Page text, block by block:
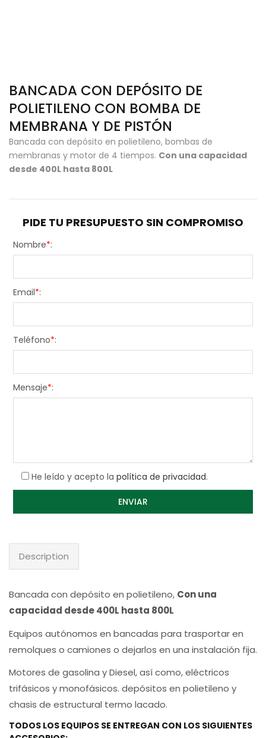
BANCADA CON DEPÓSITO DE
POLIETILENO CON BOMBA DE
MEMBRANA Y DE PISTÓN
Bancada con depósito en polietileno, bombas de
membranas y motor de 4 tiempos. Con una capacidad
desde 400L hasta 800L
PIDE TU PRESUPUESTO SIN COMPROMISO
Nombre*:
Email*:
Teléfono*:
Mensaje*:
He leído y acepto la política de privacidad.
Description
Bancada con depósito en polietileno, Con una
capacidad desde 400L hasta 800L
Equipos autónomos en bancadas para trasportar en
remolques o camiones o dejarlos en una instalación fija.
Motores de gasolina y Diesel, así como, eléctricos
trifásicos y monofásicos. depósitos en polietileno y
chasis de estructural termo lacado.
TODOS LOS EQUIPOS SE ENTREGAN CON LOS SIGUIENTES